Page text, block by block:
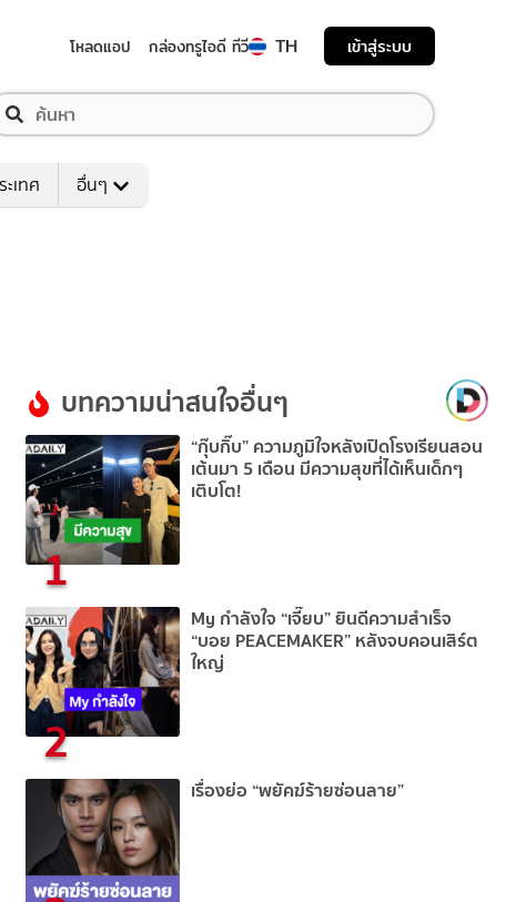
โหลดแอป กล่องทรูไอดี ทีวี TH เข้าสู่ระบบ
เทศ อื่นๆ
บทความน่าสนใจอื่นๆ
1
“กุ๊บกิ๊บ” ความภูมิใจหลังเปิดโรงเรียนสอน
เต้นมา 5 เดือน มีความสุขที่ได้เห็นเด็กๆ
เติบโต!
2
My กำลังใจ “เจี๊ยบ” ยินดีความสำเร็จ
“บอย PEACEMAKER” หลังจบคอนเสิร์ต
ใหญ่
เรื่องย่อ “พยัคฆ์ร้ายซ่อนลาย”